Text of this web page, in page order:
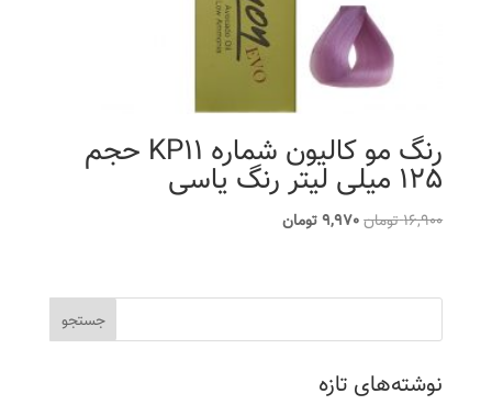
رنگ مو کالیون شماره KP11 حجم
125 میلی لیتر رنگ یاسی
16,900تومانقیمت
بود.
9,970تومانقیمت
است.
نوشته‌های تازه